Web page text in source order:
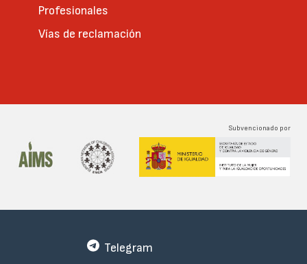
Profesionales
Vías de reclamación
Subvencionado por
Telegram